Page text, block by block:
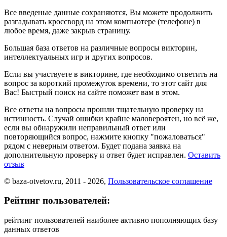
Все введеные данные сохраняются, Вы можете продолжить
разгадывать кроссворд на этом компьютере (телефоне) в
любое время, даже закрыв страницу.
Большая база ответов на различные вопросы викторин,
интеллектуальных игр и других вопросов.
Если вы участвуете в викторине, где необходимо ответить на
вопрос за короткий промежуток времени, то этот сайт для
Вас! Быстрый поиск на сайте поможет вам в этом.
Все ответы на вопросы прошли тщательную проверку на
истинность. Случай ошибки крайне маловероятен, но всё же,
если вы обнаружили неправильный ответ или
повторяющийся вопрос, нажмите кнопку "пожаловаться"
рядом с неверным ответом. Будет подана заявка на
дополнительную проверку и ответ будет исправлен. Оставить
отзыв
© baza-otvetov.ru, 2011 - 2026, Пользовательское соглашение
Рейтинг пользователей:
рейтинг пользователей наиболее активно пополняющих базу
данных ответов